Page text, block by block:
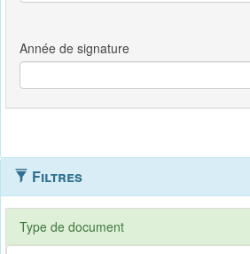
Filtres
Type de document